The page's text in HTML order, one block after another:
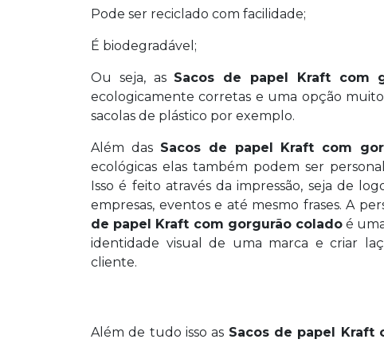
Pode ser reciclado com facilidade;
É biodegradável;
Ou seja, as Sacos de papel Kraft com
ecologicamente corretas e uma opção
sacolas de plástico por exemplo.
Além das Sacos de papel Kraft com
ecológicas elas também podem ser
Isso é feito através da impressão, seja de
empresas, eventos e até mesmo frases. A
de papel Kraft com gorgurão coladoé
identidade visual de uma marca e criar
cliente.
Além de tudo isso as Sacos de papel Kraft